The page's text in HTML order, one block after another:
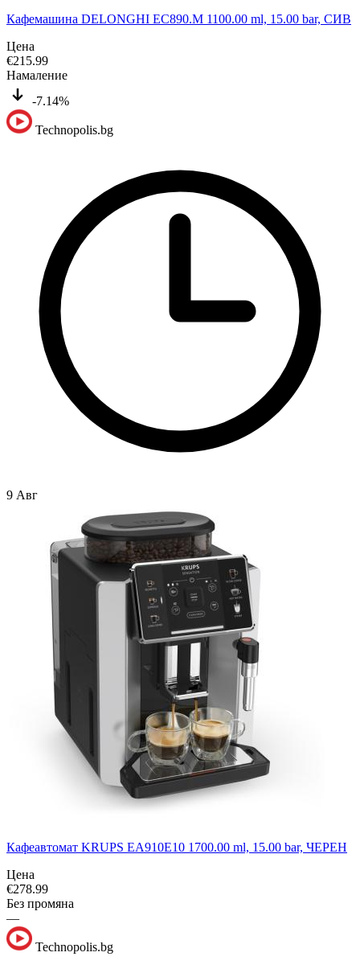
Кафемашина DELONGHI EC890.M 1100.00 ml, 15.00 bar, СИВ
Цена
€215.99
Намаление
-7.14%
Technopolis.bg
9 Авг
Кафеавтомат KRUPS EA910E10 1700.00 ml, 15.00 bar, ЧЕРЕН
Цена
€278.99
Без промяна
—
Technopolis.bg